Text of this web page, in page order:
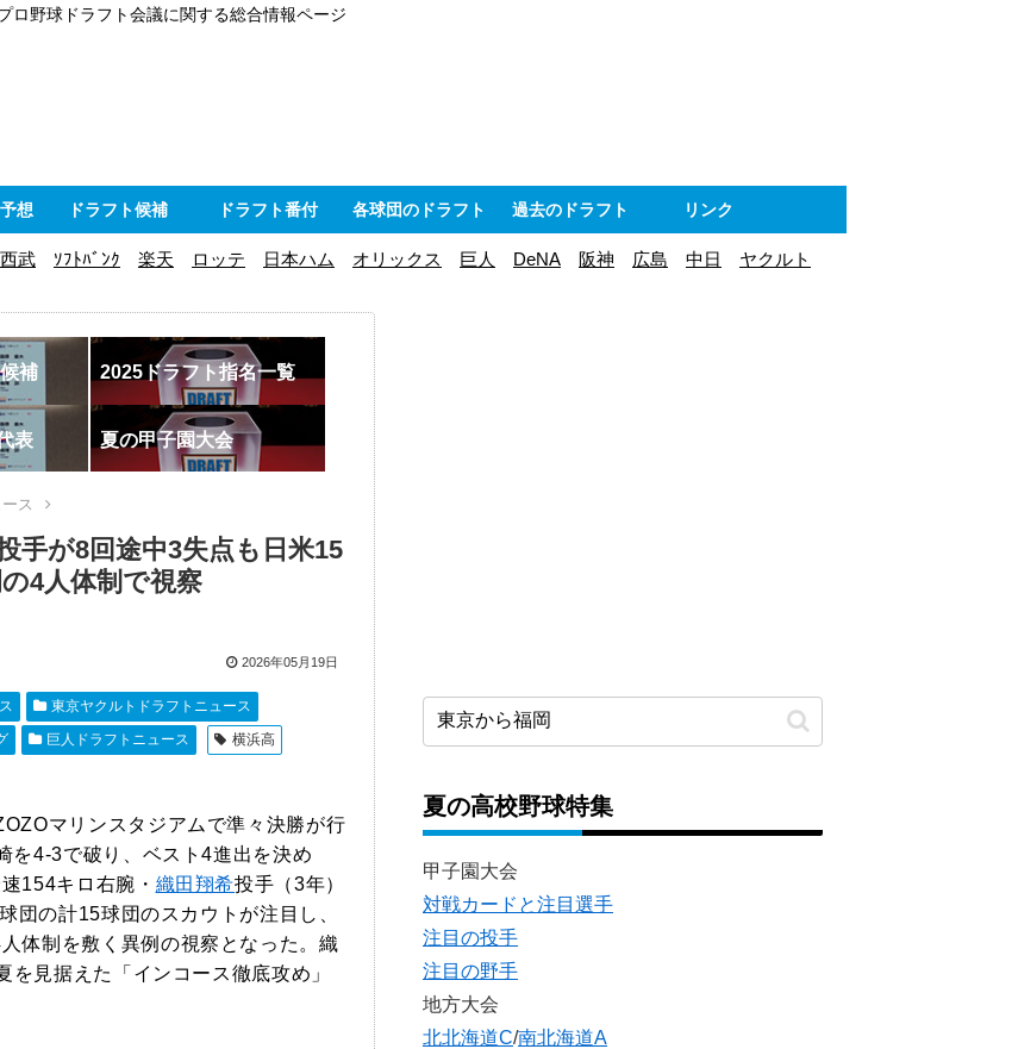
ロ野球ドラフト会議に関する総合情報ページ
想 ドラフト候補 ドラフト番付 各球団のドラフト 過去のドラフト リンク
西武 ｿﾌﾄﾊﾞﾝｸ 楽天 ロッテ 日本ハム オリックス 巨人 DeNA 阪神 広島 中日 ヤクルト
補 2025ドラフト指名一覧
表 夏の甲子園大会
ス
手が8回途中3失点も日米15
4人体制で視察
2026年05月19日
東京ヤクルトドラフトニュース
巨人ドラフトニュース
横浜高
マリンスタジアムで準々決勝が行
を4-3で破り、ベスト4進出を決め
154キロ右腕・ 織田翔希投手（3年）
団の計15球団のスカウトが注目し、
体制を敷く異例の視察となった。織
見据えた「インコース徹底攻め」
夏の高校野球特集
甲子園大会
対戦カードと注目選手
注目の投手
注目の野手
地方大会
北北海道C/南北海道A